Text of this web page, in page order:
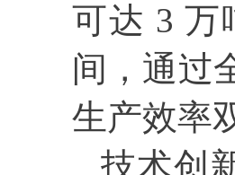
可达 3 万
间，通过
生产效率
技术创